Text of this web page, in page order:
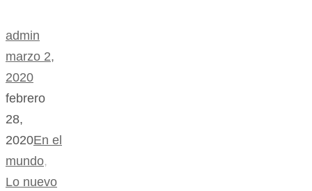
admin
marzo 2,
2020
febrero
28,
2020En el
mundo,
Lo nuevo